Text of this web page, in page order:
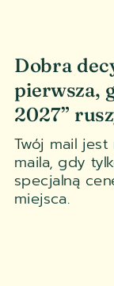
Dobra
pierwsza,
2027”
Twój mail
maila, gdy
specjalną
miejsca.